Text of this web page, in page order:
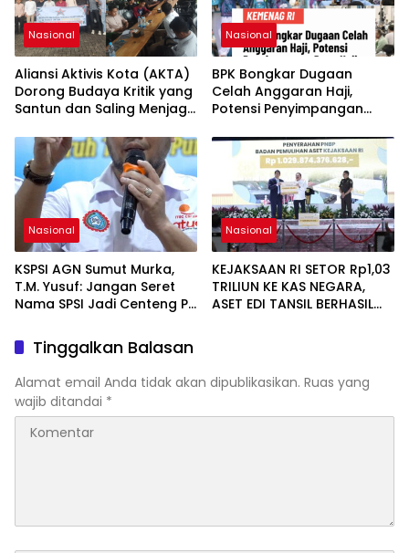
Nasional
Aliansi Aktivis Kota (AKTA)
Dorong Budaya Kritik yang
Santun dan Saling Menjaga
Nasional
BPK Bongkar Dugaan
Celah Anggaran Haji,
Potensi Penyimpangan
Rupiah
Nasional
KSPSI AGN Sumut Murka,
T.M. Yusuf: Jangan Seret
Nama SPSI Jadi Centeng PT
Nasional
KEJAKSAAN RI SETOR Rp1,03
TRILIUN KE KAS NEGARA,
ASET EDI TANSIL BERHASIL
Tinggalkan Balasan
Alamat email Anda tidak akan dipublikasikan. Ruas yang
wajib ditandai *